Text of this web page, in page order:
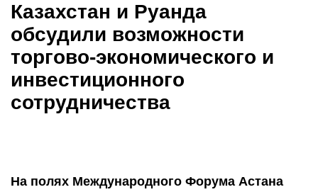
Казахстан и Руанда
обсудили возможности
торгово-экономического и
инвестиционного
сотрудничества
На полях Международного Форума Астана